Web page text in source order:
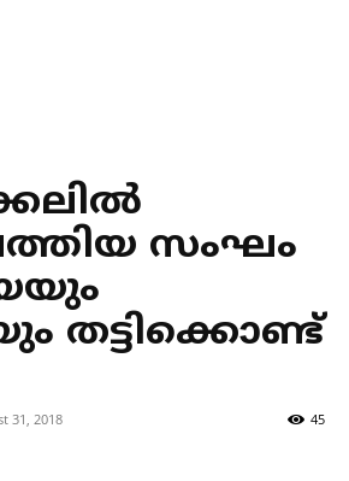
സംഘം
തട്ടിക്കൊണ്ട്
31, 2018 45